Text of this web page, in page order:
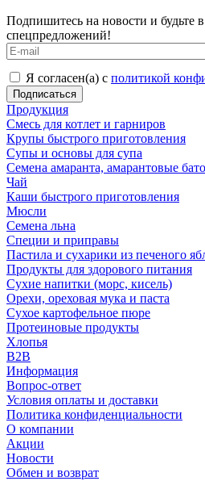
Подпишитесь на новости и будьте
спецпредложений!
Я согласен(а) с политикой
Продукция
Смесь для котлет и гарниров
Крупы быстрого приготовления
Супы и основы для супа
Семена амаранта, амарантовые
Чай
Каши быстрого приготовления
Мюсли
Семена льна
Специи и приправы
Пастила и сухарики из печеного
Продукты для здорового питания
Сухие напитки (морс, кисель)
Орехи, ореховая мука и паста
Сухое картофельное пюре
Протеиновые продукты
Хлопья
B2B
Информация
Вопрос-ответ
Условия оплаты и доставки
Политика конфиденциальности
О компании
Акции
Новости
Обмен и возврат